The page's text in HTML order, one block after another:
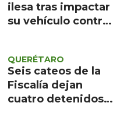
ilesa tras impactar
su vehículo contra
QUERÉTARO
Seis cateos de la
Fiscalía dejan
cuatro detenidos y